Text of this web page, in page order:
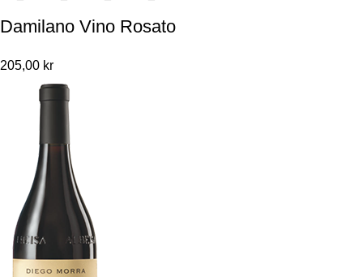
Damilano Vino Rosato
205,00 kr